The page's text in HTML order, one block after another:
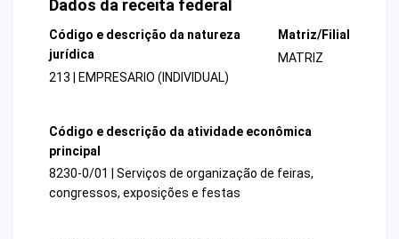
Dados da receita federal
Código e descrição da natureza
jurídica
213 | EMPRESARIO (INDIVIDUAL)
Matriz/Filial
MATRIZ
Código e descrição da atividade econômica
principal
8230-0/01 | Serviços de organização de feiras,
congressos, exposições e festas